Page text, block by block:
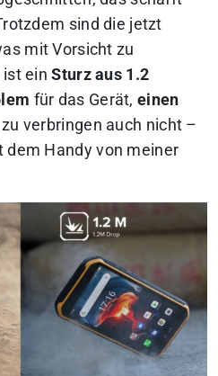
sind die jetzt
mit Vorsicht zu
ist einSturz aus 1.2
für das Gerät,einen
zu verbringen auch nicht –
dem Handy von meiner